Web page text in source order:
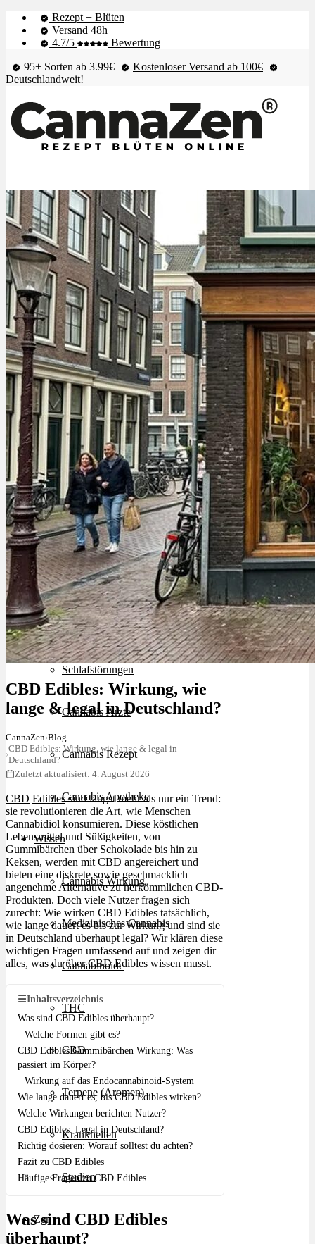
Rezept + Blüten
Versand 48h
4.7/5
Bewertung
95+ Sorten ab 3.99€
Kostenloser Versand ab 100€
Deutschlandweit!
Shop & Live-Bestand
Blüten
Extrakte
Ablauf
Therapien
Alle Krankheiten
Chronische Schmerzen
ADHS
Angststörungen
Chronische Migräne
Depressionen
Schlafstörungen
Cannabis Ärzte
Cannabis Rezept
Cannabis Apotheke
Wissen
Cannabis Wirkung
Medizinisches Cannabis
Cannabinoide
THC
CBD
Terpene (Aromen)
Krankheiten
Studien
Zen
CBD Edibles: Wirkung, wie
lange & legal in Deutschland?
CannaZen›Blog
›
CBD Edibles: Wirkung, wie lange & legal in
Deutschland?
Zuletzt aktualisiert: 4. August 2026
CBD Ediblessind längst mehr als nur ein Trend:
sie revolutionieren die Art, wie Menschen
Cannabidiol konsumieren. Diese köstlichen
Lebensmittel und Süßigkeiten, von
Gummibärchen über Schokolade bis hin zu
Keksen, werden mit CBD angereichert und
bieten eine diskrete sowie geschmacklich
angenehme Alternative zu herkömmlichen CBD-
Produkten. Doch viele Nutzer fragen sich
zurecht: Wie wirken CBD Edibles tatsächlich,
wie lange dauert es bis zur Wirkung und sind sie
in Deutschland überhaupt legal? Wir klären diese
wichtigen Fragen umfassend auf und zeigen dir
alles, was du über CBD Edibles wissen musst.
☰Inhaltsverzeichnis
Was sind CBD Edibles überhaupt?
Welche Formen gibt es?
CBD Edibles Gummibärchen Wirkung: Was
passiert im Körper?
Wirkung auf das Endocannabinoid-System
Wie lange dauert es, bis CBD Edibles wirken?
Welche Wirkungen berichten Nutzer?
CBD Edibles: Legal in Deutschland?
Richtig dosieren: Worauf solltest du achten?
Fazit zu CBD Edibles
Häufige Fragen zu CBD Edibles
Was sind CBD Edibles
überhaupt?